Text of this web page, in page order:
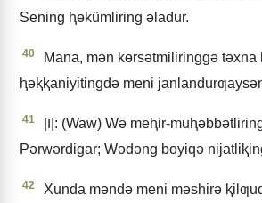
Sening ⱨɵkümliring ǝladur.
40
Mana, mǝn kɵrsǝtmiliringgǝ
ⱨǝⱪⱪaniyitingdǝ meni
41
Pǝrwǝrdigar; Wǝdǝng boyiqǝ
42
Xunda mǝndǝ meni mǝshirǝ